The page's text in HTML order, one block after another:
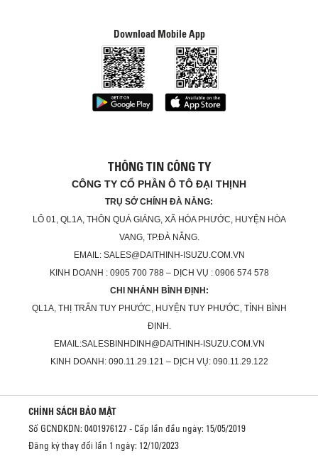
Download Mobile App
THÔNG TIN CÔNG TY
CÔNG TY CỔ PHẦN Ô TÔ ĐẠI THỊNH
TRỤ SỞ CHÍNH ĐÀ NẴNG:
LÔ 01, QL1A, THÔN QUÁ GIÁNG, XÃ HÒA PHƯỚC, HUYỆN HÒA
VANG, TP.ĐÀ NẴNG.
EMAIL: SALES@DAITHINH-ISUZU.COM.VN
KINH DOANH : 0905 700 788 – DỊCH VỤ : 0906 574 578
CHI NHÁNH BÌNH ĐỊNH:
QL1A, THỊ TRẤN TUY PHƯỚC, HUYỆN TUY PHƯỚC, TỈNH BÌNH
ĐỊNH.
EMAIL:SALESBINHDINH@DAITHINH-ISUZU.COM.VN
KINH DOANH: 090.11.29.121 – DỊCH VỤ: 090.11.29.122
CHÍNH SÁCH BẢO MẬT
Số GCNDKDN: 0401976127 - Cấp lần đầu ngày: 15/05/2019
Đăng ký thay đổi lần 1 ngày: 12/10/2023